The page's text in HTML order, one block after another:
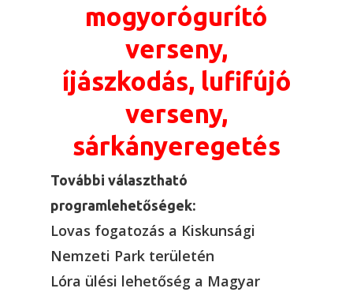
mogyorógurító
verseny,
íjászkodás, lufifújó
verseny,
sárkányeregetés
További választható
programlehetőségek:
Lovas fogatozás a Kiskunsági
Nemzeti Park területén
Lóra ülési lehetőség a Magyar